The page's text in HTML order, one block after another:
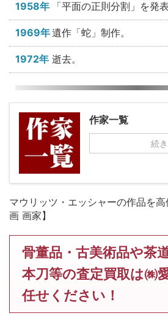
1958年 「平面の正則分割」を発表
1969年遺作「蛇」制作。
1972年 逝去。
作家一覧
続
マウリッツ・エッシャーの作品を
画 画家】
骨董品・古美術品や茶
本刀等の査定買取は㈱
任せください！